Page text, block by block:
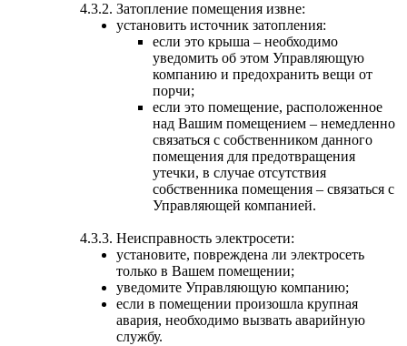
4.3.2. Затопление помещения извне:
установить источник затопления:
если это крыша – необходимо
уведомить об этом Управляющую
компанию и предохранить вещи от
порчи;
если это помещение, расположенное
над Вашим помещением – немедленно
связаться с собственником данного
помещения для предотвращения
утечки, в случае отсутствия
собственника помещения – связаться с
Управляющей компанией.
4.3.3. Неисправность электросети:
установите, повреждена ли электросеть
только в Вашем помещении;
уведомите Управляющую компанию;
если в помещении произошла крупная
авария, необходимо вызвать аварийную
службу.